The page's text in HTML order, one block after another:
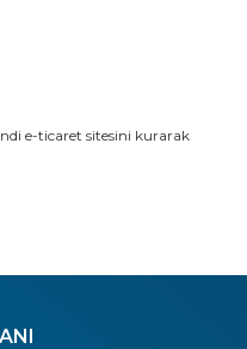
e-ticaret sitesini kurarak